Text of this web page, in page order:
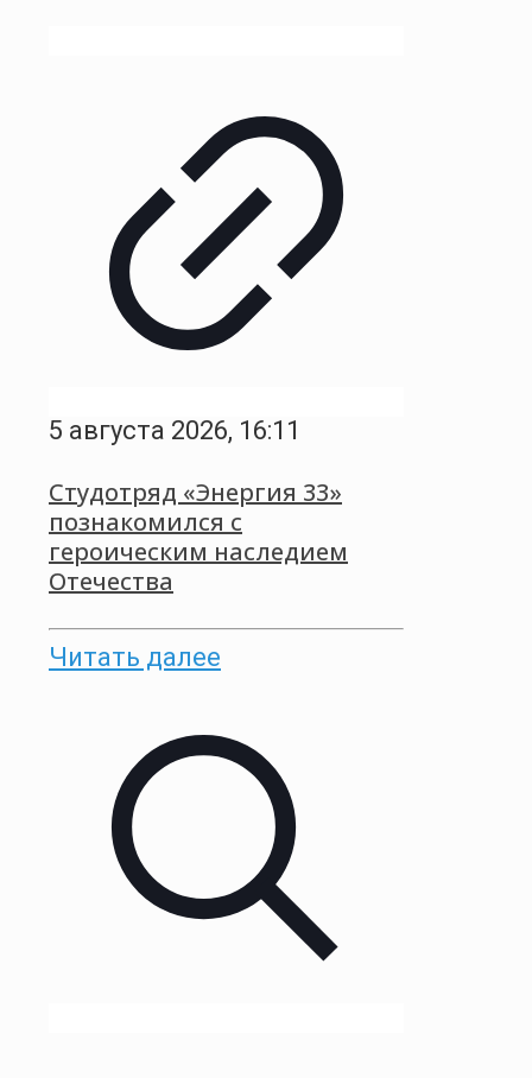
5 августа 2026, 16:11
Студотряд «Энергия 33»
познакомился с
героическим наследием
Отечества
Читать далее